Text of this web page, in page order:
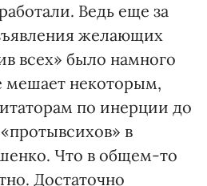
Ведь еще за
желающих
всех» было намного
мешает некоторым,
по инерции до
в
Что в общем-то
Достаточно